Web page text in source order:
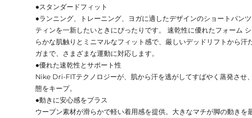
●スタンダードフィット
●ランニング、トレーニング、ヨガに適したデザインのショートパン
ティンを一新したいときにぴったりです。 速乾性に優れたフォーム
らかな肌触りとミニマルなフィット感で、厳しいデッドリフトから汗
ガまで、さまざまな運動に対応します。
●優れた速乾性とサポート性
Nike Dri-FITテクノロジーが、肌から汗を逃がしてすばやく蒸発させ
態をキープ。
●動きに安心感をプラス
ウーブン素材が滑らかで軽い着用感を提供。大きなマチが脚の動きを